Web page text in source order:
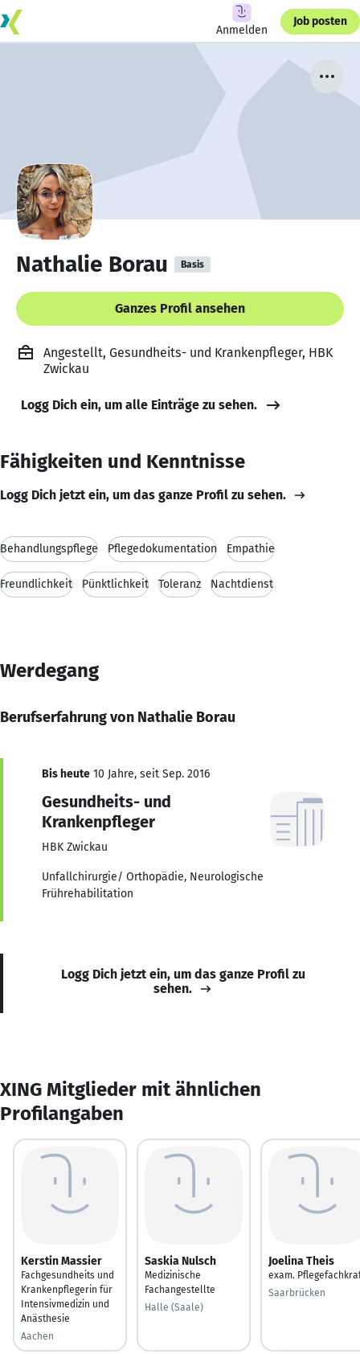
Anmelden
Job posten
Nathalie Borau Basis
Ganzes Profil ansehen
Angestellt, Gesundheits- und Krankenpfleger, HBK
Zwickau
Logg Dich ein, um alle Einträge zu sehen.
Fähigkeiten und Kenntnisse
Logg Dich jetzt ein, um das ganze Profil zu sehen.
Behandlungspflege Pflegedokumentation Empathie
Freundlichkeit Pünktlichkeit Toleranz Nachtdienst
Werdegang
Berufserfahrung von Nathalie Borau
Bis heute 10 Jahre, seit Sep. 2016
Gesundheits- und
Krankenpfleger
HBK Zwickau
Unfallchirurgie/ Orthopädie, Neurologische
Frührehabilitation
Logg Dich jetzt ein, um das ganze Profil zu
sehen.
XING Mitglieder mit ähnlichen
Profilangaben
Kerstin Massier
Fachgesundheits und
Krankenpflegerin für
Intensivmedizin und
Anästhesie
Aachen
Saskia Nulsch
Medizinische
Fachangestellte
Halle (Saale)
Joelina Theis
exam.
Saarbrücken